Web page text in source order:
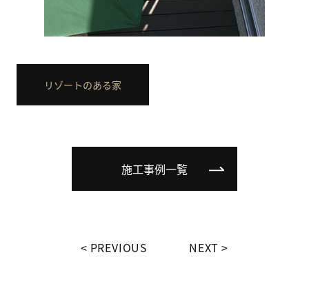
リゾートのある家
施工事例一覧
PREVIOUS NEXT